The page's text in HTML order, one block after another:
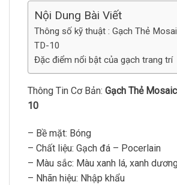
Nội Dung Bài Viết
Thông số kỹ thuật : Gạch Thẻ
TD-10
Đặc điểm nổi bật của gạch trang trí
Thông Tin Cơ Bản: Gạch Thẻ
10
– Bề mặt: Bóng
– Chất liệu: Gạch đá – Pocerlain
– Màu sắc: Màu xanh lá, xanh
– Nhãn hiệu: Nhập khẩu